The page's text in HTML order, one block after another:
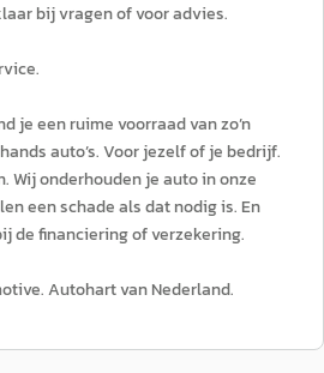
bij vragen of voor advies.
je een ruime voorraad van zo’n
auto’s. Voor jezelf of je bedrijf.
Wij onderhouden je auto in onze
een schade als dat nodig is. En
de financiering of verzekering.
Autohart van Nederland.